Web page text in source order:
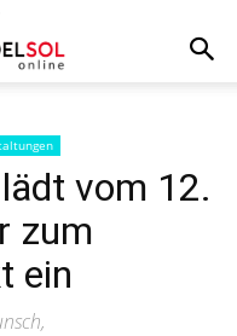
vom 12.
zum
ein